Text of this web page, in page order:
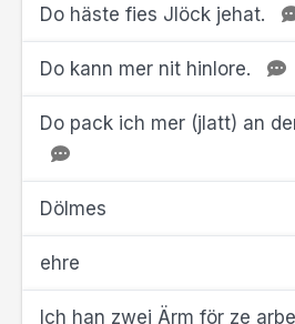
Do häste fies Jlöck jehat.
Do kann mer nit hinlore.
Do pack ich mer (jlatt) an
Dölmes
ehre
Ich han zwei Ärm för ze